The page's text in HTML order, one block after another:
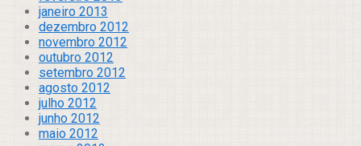
janeiro 2013
dezembro 2012
novembro 2012
outubro 2012
setembro 2012
agosto 2012
julho 2012
junho 2012
maio 2012